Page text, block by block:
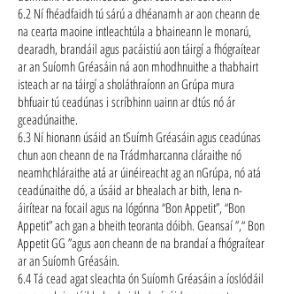
6.2 Ní fhéadfaidh tú sárú a dhéanamh ar aon cheann de
na cearta maoine intleachtúla a bhaineann le monarú,
dearadh, brandáil agus pacáistiú aon táirgí a fhógraítear
ar an Suíomh Gréasáin ná aon mhodhnuithe a thabhairt
isteach ar na táirgí a sholáthraíonn an Grúpa mura
bhfuair tú ceadúnas i scríbhinn uainn ar dtús nó ár
gceadúnaithe.
6.3 Ní hionann úsáid an tSuímh Gréasáin agus ceadúnas
chun aon cheann de na Trádmharcanna cláraithe nó
neamhchláraithe atá ar úinéireacht ag an nGrúpa, nó atá
ceadúnaithe dó, a úsáid ar bhealach ar bith, lena n-
áirítear na focail agus na lógónna “Bon Appetit”, “Bon
Appetit” ach gan a bheith teoranta dóibh. Geansaí ”,“ Bon
Appetit GG ”agus aon cheann de na brandaí a fhógraítear
ar an Suíomh Gréasáin.
6.4 Tá cead agat sleachta ón Suíomh Gréasáin a íoslódáil